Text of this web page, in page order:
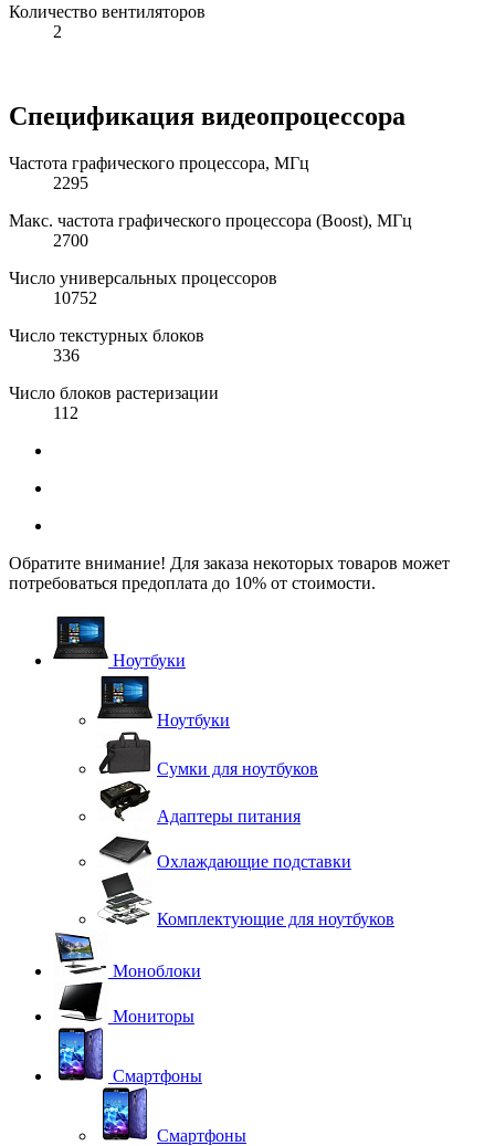
Количество вентиляторов
2
Спецификация видеопроцессора
Частота графического процессора, МГц
2295
Макс. частота графического процессора (Boost), МГц
2700
Число универсальных процессоров
10752
Число текстурных блоков
336
Число блоков растеризации
112
Обратите внимание! Для заказа некоторых товаров может
потребоваться предоплата до 10% от стоимости.
Ноутбуки
Ноутбуки
Сумки для ноутбуков
Адаптеры питания
Охлаждающие подставки
Комплектующие для ноутбуков
Моноблоки
Мониторы
Смартфоны
Смартфоны